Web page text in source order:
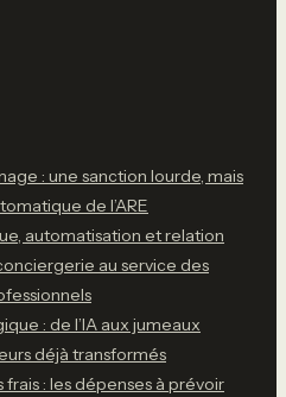
: une sanction lourde, mais
de l’ARE
automatisation et relation
au service des
: de l’IA aux jumeaux
déjà transformés
frais : les dépenses à prévoir